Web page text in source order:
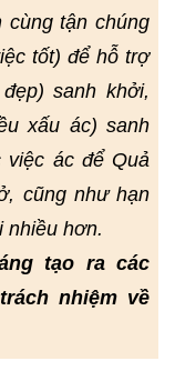
cùng tận chúng
tốt) để hỗ trợ
sanh khởi,
xấu ác) sanh
việc ác để Quả
cũng như hạn
nhiều hơn.
tạo ra các
nhiệm về